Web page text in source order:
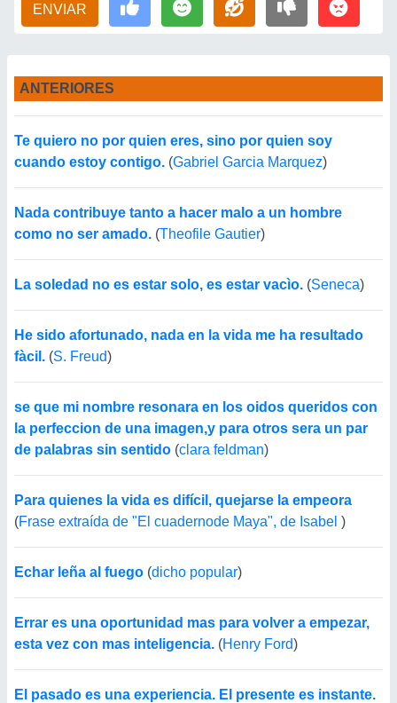
ENVIAR
ANTERIORES
Te quiero no por quien eres, sino por quien soy
cuando estoy contigo. (Gabriel Garcia Marquez)
Nada contribuye tanto a hacer malo a un hombre
como no ser amado. (Theofile Gautier)
La soledad no es estar solo, es estar vacìo. (Seneca)
He sido afortunado, nada en la vida me ha resultado
fàcil. (S. Freud)
se que mi nombre resonara en los oidos queridos con
la perfeccion de una imagen,y para otros sera un par
de palabras sin sentido (clara feldman)
Para quienes la vida es difícil, quejarse la empeora
(Frase extraída de "El cuadernode Maya", de Isabel )
Echar leña al fuego (dicho popular)
Errar es una oportunidad mas para volver a empezar,
esta vez con mas inteligencia. (Henry Ford)
El pasado es una experiencia. El presente es instante.